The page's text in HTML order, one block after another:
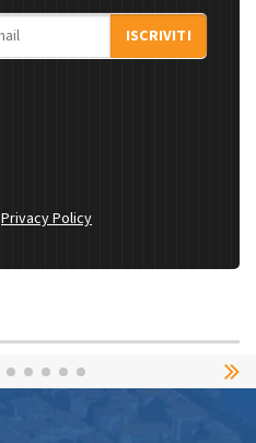
ISCRIVITI
Privacy Policy